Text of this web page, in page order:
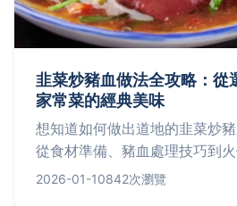
韭菜炒豬血做法全攻略：從
家常菜的經典美味
想知道如何做出道地的韭菜炒
從食材準備、豬血處理技巧到
價值與常見問題，讓你輕鬆在家
2026-01-10842次瀏覽